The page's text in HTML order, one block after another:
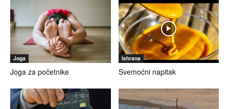
Joga
Joga za početnike
Ishrana
Svemoćni napitak